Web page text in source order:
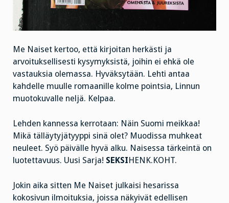
Me Naiset kertoo, että kirjoitan herkästi ja
arvoituksellisesti kysymyksistä, joihin ei ehkä ole
vastauksia olemassa. Hyväksytään. Lehti antaa
kahdelle muulle romaanille kolme pointsia, Linnun
muotokuvalle neljä. Kelpaa.
Lehden kannessa kerrotaan: Näin Suomi meikkaa!
Mikä tälläytyjätyyppi sinä olet? Muodissa muhkeat
neuleet. Syö päivälle hyvä alku. Naisessa tärkeintä on
luotettavuus. Uusi Sarja! SEKSIHENK.KOHT.
Jokin aika sitten Me Naiset julkaisi hesarissa
kokosivun ilmoituksia, joissa näkyivät edellisen